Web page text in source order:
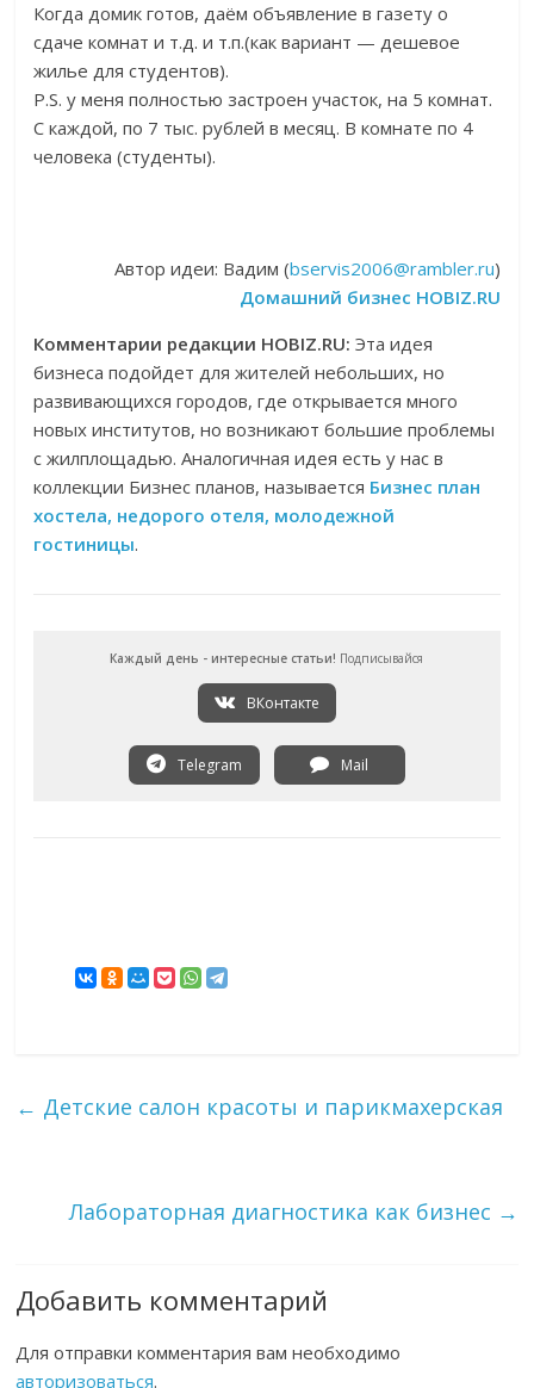
Когда домик готов, даём объявление в газету о
сдаче комнат и т.д. и т.п.(как вариант — дешевое
жилье для студентов).
P.S. у меня полностью застроен участок, на 5 комнат.
С каждой, по 7 тыс. рублей в месяц. В комнате по 4
человека (студенты).
Автор идеи: Вадим (bservis2006@rambler.ru)
Домашний бизнес HOBIZ.RU
Комментарии редакции HOBIZ.RU: Эта идея
бизнеса подойдет для жителей небольших, но
развивающихся городов, где открывается много
новых институтов, но возникают большие проблемы
с жилплощадью. Аналогичная идея есть у нас в
коллекции Бизнес планов, называется Бизнес план
хостела, недорого отеля, молодежной
гостиницы.
Каждый день - интересные статьи! Подписывайся
ВКонтакте
Telegram Mail
← Детские салон красоты и парикмахерская
Лабораторная диагностика как бизнес →
Добавить комментарий
Для отправки комментария вам необходимо
авторизоваться.